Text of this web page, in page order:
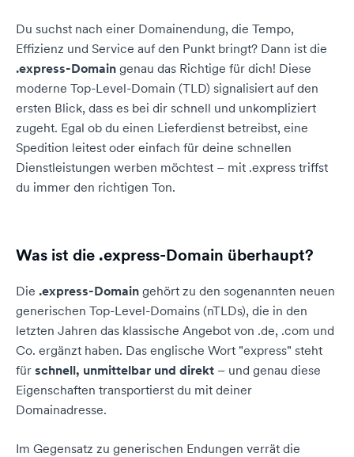
Du suchst nach einer Domainendung, die Tempo,
Effizienz und Service auf den Punkt bringt? Dann ist die
.express-Domain genau das Richtige für dich! Diese
moderne Top-Level-Domain (TLD) signalisiert auf den
ersten Blick, dass es bei dir schnell und unkompliziert
zugeht. Egal ob du einen Lieferdienst betreibst, eine
Spedition leitest oder einfach für deine schnellen
Dienstleistungen werben möchtest – mit .express triffst
du immer den richtigen Ton.
Was ist die .express-Domain überhaupt?
Die .express-Domain gehört zu den sogenannten neuen
generischen Top-Level-Domains (nTLDs), die in den
letzten Jahren das klassische Angebot von .de, .com und
Co. ergänzt haben. Das englische Wort "express" steht
für schnell, unmittelbar und direkt – und genau diese
Eigenschaften transportierst du mit deiner
Domainadresse.
Im Gegensatz zu generischen Endungen verrät die